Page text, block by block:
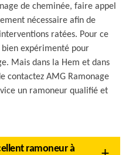
de cheminée, faire appel
nécessaire afin de
ratées. Pour ce
expérimenté pour
Mais dans la Hem et dans
contactez AMG Ramonage
un ramoneur qualifié et
ramoneur à